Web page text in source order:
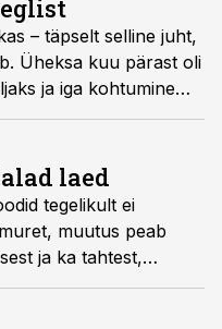
– täpselt selline juht,
Üheksa kuu pärast oli
ja iga kohtumine
töökiusust, mis hiilib
lõksuks.
laed
tegelikult ei
muutus peab
ja ka tahtest,
ja personaliekspert